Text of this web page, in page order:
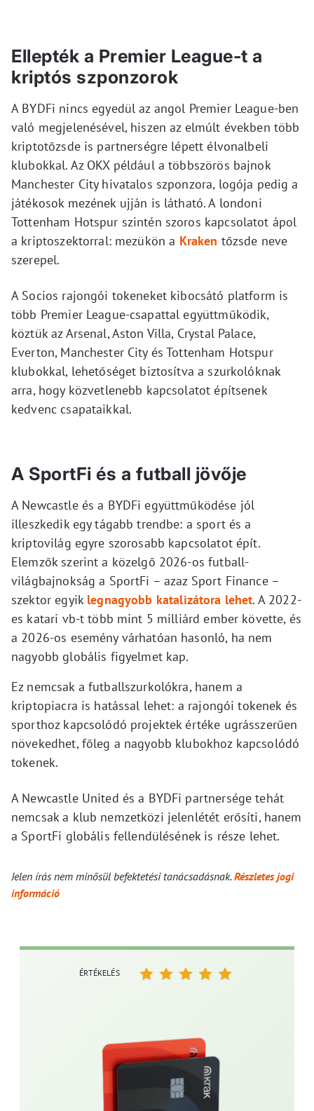
Ellepték a Premier League-t a
kriptós szponzorok
A BYDFi nincs egyedül az angol Premier League-ben
való megjelenésével, hiszen az elmúlt években több
kriptotőzsde is partnerségre lépett élvonalbeli
klubokkal. Az OKX például a többszörös bajnok
Manchester City hivatalos szponzora, logója pedig a
játékosok mezének ujján is látható. A londoni
Tottenham Hotspur szintén szoros kapcsolatot ápol
a kriptoszektorral: mezükön a Kraken tőzsde neve
szerepel.
A Socios rajongói tokeneket kibocsátó platform is
több Premier League-csapattal együttműködik,
köztük az Arsenal, Aston Villa, Crystal Palace,
Everton, Manchester City és Tottenham Hotspur
klubokkal, lehetőséget biztosítva a szurkolóknak
arra, hogy közvetlenebb kapcsolatot építsenek
kedvenc csapataikkal.
A SportFi és a futball jövője
A Newcastle és a BYDFi együttműködése jól
illeszkedik egy tágabb trendbe: a sport és a
kriptovilág egyre szorosabb kapcsolatot épít.
Elemzők szerint a közelgő 2026-os futball-
világbajnokság a SportFi – azaz Sport Finance –
szektor egyik legnagyobb katalizátora lehet. A 2022-
es katari vb-t több mint 5 milliárd ember követte, és
a 2026-os esemény várhatóan hasonló, ha nem
nagyobb globális figyelmet kap.
Ez nemcsak a futballszurkolókra, hanem a
kriptopiacra is hatással lehet: a rajongói tokenek és
sporthoz kapcsolódó projektek értéke ugrásszerűen
növekedhet, főleg a nagyobb klubokhoz kapcsolódó
tokenek.
A Newcastle United és a BYDFi partnersége tehát
nemcsak a klub nemzetközi jelenlétét erősíti, hanem
a SportFi globális fellendülésének is része lehet.
Jelen írás nem minősül befektetési tanácsadásnak.Részletes jogi
információ
ÉRTÉKELÉS